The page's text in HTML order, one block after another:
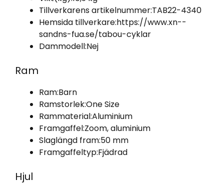
Tillverkarens artikelnummer:TAB22-4340
Hemsida tillverkare:https://www.xn--
sandns-fua.se/tabou-cyklar
Dammodell:Nej
Ram
Ram:Barn
Ramstorlek:One Size
Rammaterial:Aluminium
Framgaffel:Zoom, aluminium
Slaglängd fram:50 mm
Framgaffeltyp:Fjädrad
Hjul